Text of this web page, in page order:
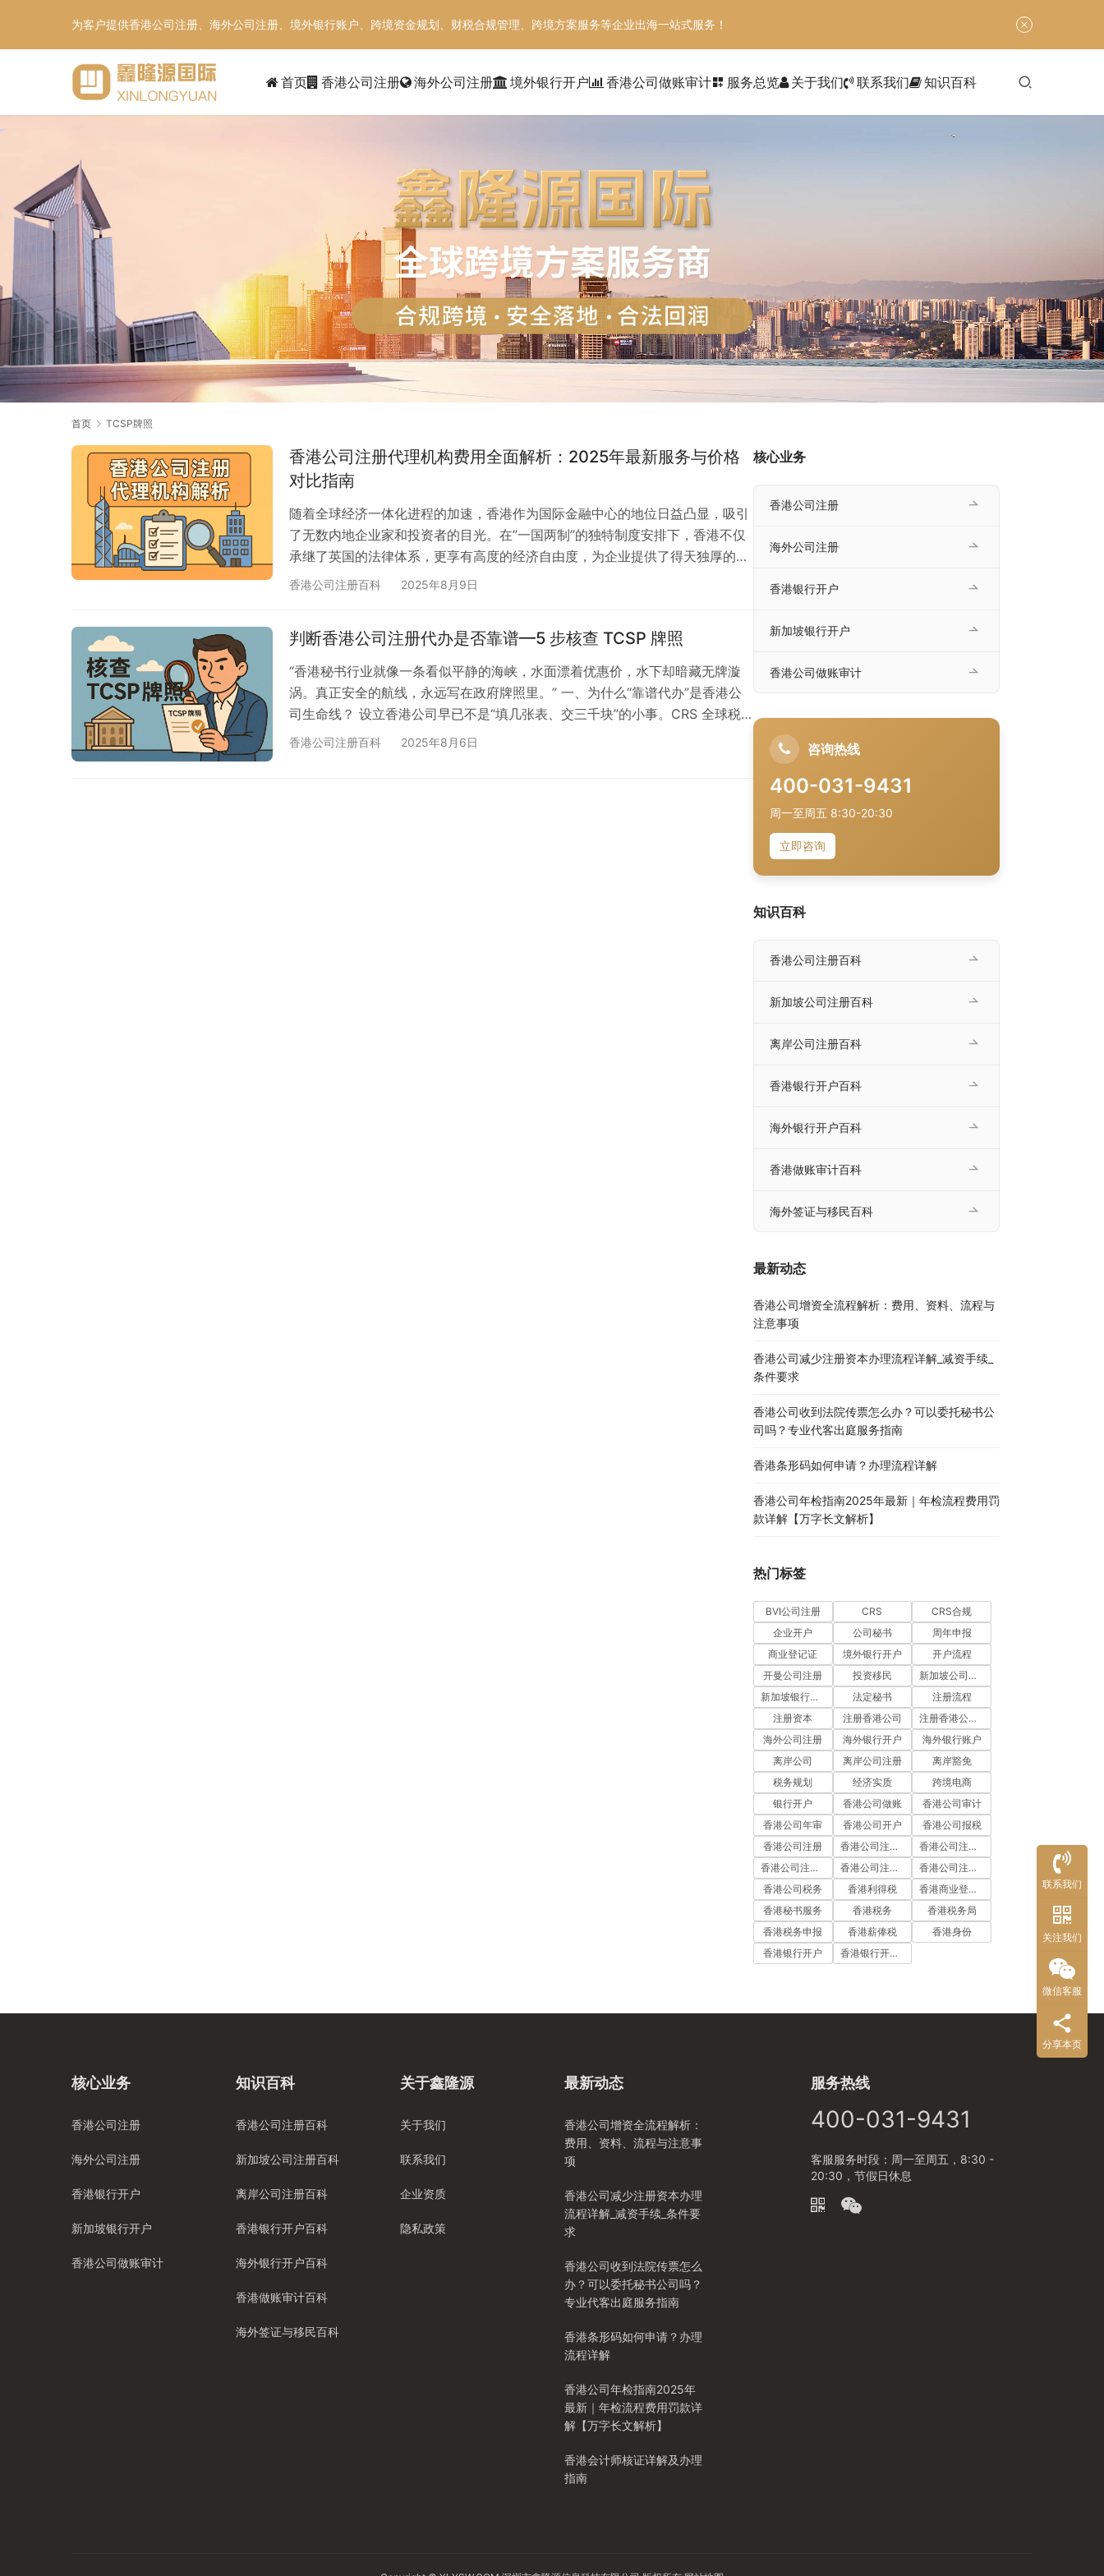
为客户提供香港公司注册、海外公司注册、境外银行账户、跨境资金规划、财税合规管理、跨境方案服务等企业出海一站式服务！
首页 香港公司注册 海外公司注册 境外银行开户 香港公司做账审计dashboard_customize 服务总览 关于我们 联系我们 知识百科
首页 TCSP牌照
香港公司注册代理机构费用全面解析：2025年最新服务与价格
对比指南
随着全球经济一体化进程的加速，香港作为国际金融中心的地位日益凸显，吸引
了无数内地企业家和投资者的目光。在”一国两制”的独特制度安排下，香港不仅
承继了英国的法律体系，更享有高度的经济自由度，为企业提供了得天独厚的营
商环境。然而，对于初次涉足香港市场的创业者而言，如何选择合适的代理机构
何在价格与服务之间找到最佳平衡点？不同代理机构提供的…
香港公司注册百科 2025年8月9日
判断香港公司注册代办是否靠谱—5 步核查 TCSP 牌照
“香港秘书行业就像一条看似平静的海峡，水面漂着优惠价，水下却暗藏无牌漩
涡。真正安全的航线，永远写在政府牌照里。” 一、为什么“靠谱代办”是香港公
司生命线？ 设立香港公司早已不是“填几张表、交三千块”的小事。CRS 全球税
务透明、银行 KYC 收紧、重要控制人登记（SCR）上线……如果代办环节选错，
香港公司注册百科 2025年8月6日
核心业务
香港公司注册
海外公司注册
香港银行开户
新加坡银行开户
香港公司做账审计
咨询热线
400-031-9431
周一至周五 8:30-20:30
立即咨询
知识百科
香港公司注册百科
新加坡公司注册百科
离岸公司注册百科
香港银行开户百科
海外银行开户百科
香港做账审计百科
海外签证与移民百科
最新动态
香港公司增资全流程解析：费用、资料、流程与
注意事项
香港公司减少注册资本办理流程详解_减资手续_
条件要求
香港公司收到法院传票怎么办？可以委托秘书公
司吗？专业代客出庭服务指南
香港条形码如何申请？办理流程详解
香港公司年检指南2025年最新｜年检流程费用罚
款详解【万字长文解析】
热门标签
BVI公司注册 CRS
CRS合规
企业开户
公司秘书
周年申报
商业登记证
境外银行开户
开户流程
开曼公司注册
投资移民
新加坡公司注册
新加坡银行开户
法定秘书
注册流程
注册资本
注册香港公司
注册香港公司流程
海外公司注册
海外银行开户
海外银行账户
离岸公司
离岸公司注册
离岸豁免
税务规划
经济实质
跨境电商
银行开户
香港公司做账
香港公司审计
香港公司年审
香港公司开户
香港公司报税
香港公司注册
香港公司注册代办
香港公司注册处
香港公司注册流程
香港公司注册费用
香港公司注册资料
香港公司税务
香港利得税
香港商业登记证
香港秘书服务
香港税务
香港税务局
香港税务申报
香港薪俸税
香港身份
香港银行开户
香港银行开户流程
核心业务
香港公司注册
海外公司注册
香港银行开户
新加坡银行开户
香港公司做账审计
知识百科
香港公司注册百科
新加坡公司注册百科
离岸公司注册百科
香港银行开户百科
海外银行开户百科
香港做账审计百科
海外签证与移民百科
关于鑫隆源
关于我们
联系我们
企业资质
隐私政策
最新动态
香港公司增资全流程解析：
费用、资料、流程与注意事
项
香港公司减少注册资本办理
流程详解_减资手续_条件要
求
香港公司收到法院传票怎么
办？可以委托秘书公司吗？
专业代客出庭服务指南
香港条形码如何申请？办理
流程详解
香港公司年检指南2025年
最新｜年检流程费用罚款详
解【万字长文解析】
香港会计师核证详解及办理
指南
服务热线
400-031-9431
客服服务时段：周一至周五，8:30 -
20:30，节假日休息
联系我们
关注我们
微信客服
分享本页